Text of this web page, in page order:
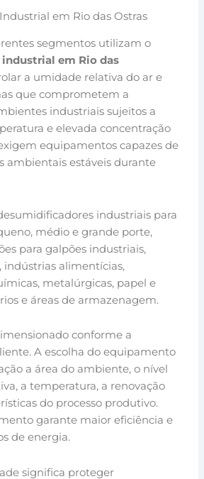
em Rio das Ostras
segmentos utilizam o
em Rio das
a umidade relativa do ar e
que comprometem a
industriais sujeitos a
e elevada concentração
equipamentos capazes de
ambientais estáveis durante
industriais para
médio e grande porte,
para galpões industriais,
indústrias alimentícias,
metalúrgicas, papel e
e áreas de armazenagem.
conforme a
A escolha do equipamento
a área do ambiente, o nível
a temperatura, a renovação
do processo produtivo.
garante maior eficiência e
de energia.
significa proteger